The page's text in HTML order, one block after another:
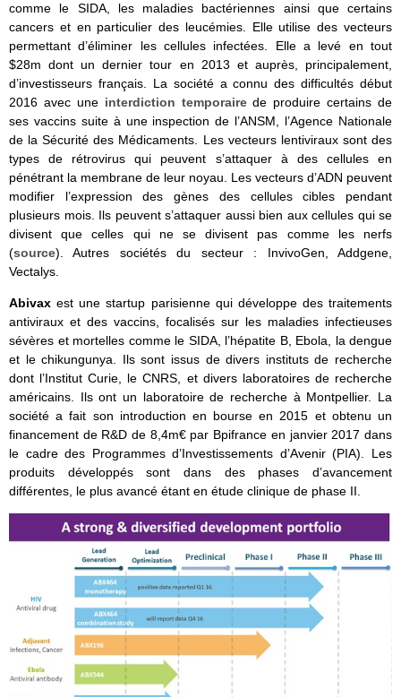
comme le SIDA, les maladies bactériennes ainsi que certains
cancers et en particulier des leucémies. Elle utilise des vecteurs
permettant d’éliminer les cellules infectées. Elle a levé en tout
$28m dont un dernier tour en 2013 et auprès, principalement,
d’investisseurs français. La société a connu des difficultés début
2016 avec une interdiction temporairede produire certains de
ses vaccins suite à une inspection de l’ANSM, l’Agence Nationale
de la Sécurité des Médicaments. Les vecteurs lentiviraux sont des
types de rétrovirus qui peuvent s’attaquer à des cellules en
pénétrant la membrane de leur noyau. Les vecteurs d’ADN peuvent
modifier l’expression des gènes des cellules cibles pendant
plusieurs mois. Ils peuvent s’attaquer aussi bien aux cellules qui se
divisent que celles qui ne se divisent pas comme les nerfs
(source). Autres sociétés du secteur : InvivoGen, Addgene,
Vectalys.
Abivax est une startup parisienne qui développe des traitements
antiviraux et des vaccins, focalisés sur les maladies infectieuses
sévères et mortelles comme le SIDA, l’hépatite B, Ebola, la dengue
et le chikungunya. Ils sont issus de divers instituts de recherche
dont l’Institut Curie, le CNRS, et divers laboratoires de recherche
américains. Ils ont un laboratoire de recherche à Montpellier. La
société a fait son introduction en bourse en 2015 et obtenu un
financement de R&D de 8,4m€ par Bpifrance en janvier 2017 dans
le cadre des Programmes d’Investissements d’Avenir (PIA). Les
produits développés sont dans des phases d’avancement
différentes, le plus avancé étant en étude clinique de phase II.